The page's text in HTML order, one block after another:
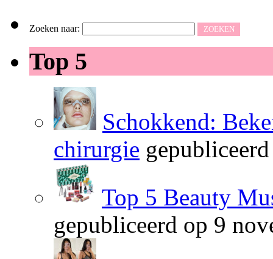
Zoeken naar:
Top 5
Schokkend:
chirurgie
Top 5 Beauty
gepubliceerd op 9